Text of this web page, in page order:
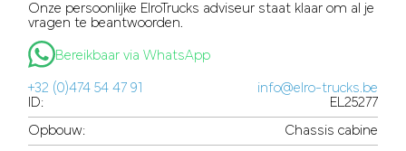
Onze persoonlijke ElroTrucks adviseur staat klaar om al je
vragen te beantwoorden.
Bereikbaar via WhatsApp
+32 (0)474 54 47 91
info@elro-trucks.be
ID:
EL25277
Opbouw:
Chassis cabine